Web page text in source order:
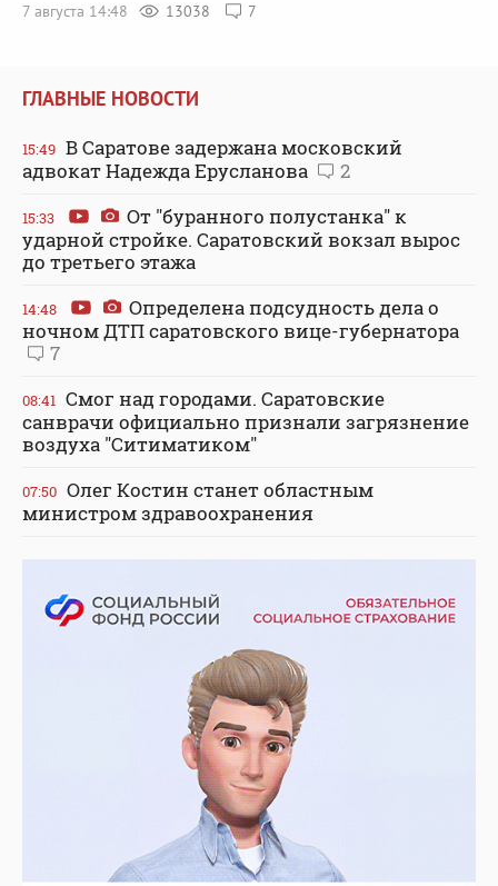
7 августа 14:48
13038 7
ГЛАВНЫЕ НОВОСТИ
15:49 В Саратове задержана московский
адвокат Надежда Ерусланова
2
15:33
От "буранного полустанка" к
ударной стройке. Саратовский вокзал вырос
до третьего этажа
14:48
Определена подсудность дела о
ночном ДТП саратовского вице-губернатора
7
08:41 Смог над городами. Саратовские
санврачи официально признали загрязнение
воздуха "Ситиматиком"
07:50 Олег Костин станет областным
министром здравоохранения